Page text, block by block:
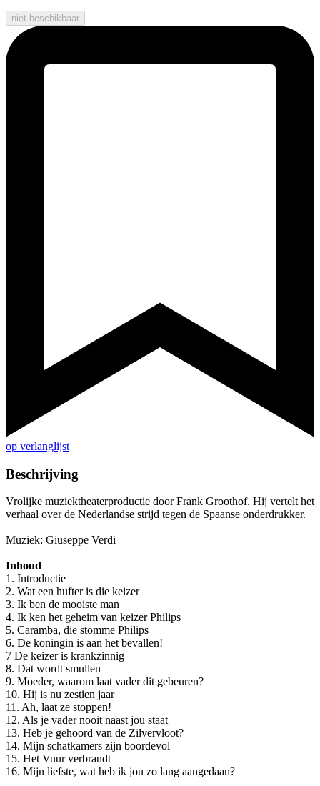
niet beschikbaar
op verlanglijst
Beschrijving
Vrolijke muziektheaterproductie door Frank Groothof. Hij vertelt het
verhaal over de Nederlandse strijd tegen de Spaanse onderdrukker.
Muziek: Giuseppe Verdi
Inhoud
1. Introductie
2. Wat een hufter is die keizer
3. Ik ben de mooiste man
4. Ik ken het geheim van keizer Philips
5. Caramba, die stomme Philips
6. De koningin is aan het bevallen!
7 De keizer is krankzinnig
8. Dat wordt smullen
9. Moeder, waarom laat vader dit gebeuren?
10. Hij is nu zestien jaar
11. Ah, laat ze stoppen!
12. Als je vader nooit naast jou staat
13. Heb je gehoord van de Zilvervloot?
14. Mijn schatkamers zijn boordevol
15. Het Vuur verbrandt
16. Mijn liefste, wat heb ik jou zo lang aangedaan?